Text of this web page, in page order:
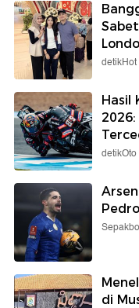
detikHot
Hasil
detikOto
di